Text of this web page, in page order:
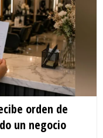
orden de
un negocio